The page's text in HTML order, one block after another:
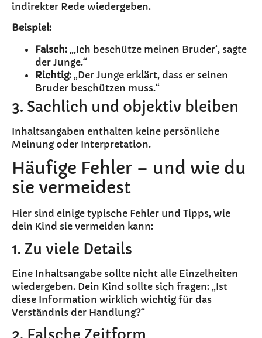
indirekter Rede wiedergeben.
Beispiel:
Falsch: „‚Ich beschütze meinen Bruder‘, sagte
der Junge.“
Richtig: „Der Junge erklärt, dass er seinen
Bruder beschützen muss.“
3. Sachlich und objektiv bleiben
Inhaltsangaben enthalten keine persönliche
Meinung oder Interpretation.
Häufige Fehler – und wie du
sie vermeidest
Hier sind einige typische Fehler und Tipps, wie
dein Kind sie vermeiden kann:
1. Zu viele Details
Eine Inhaltsangabe sollte nicht alle Einzelheiten
wiedergeben. Dein Kind sollte sich fragen: „Ist
diese Information wirklich wichtig für das
Verständnis der Handlung?“